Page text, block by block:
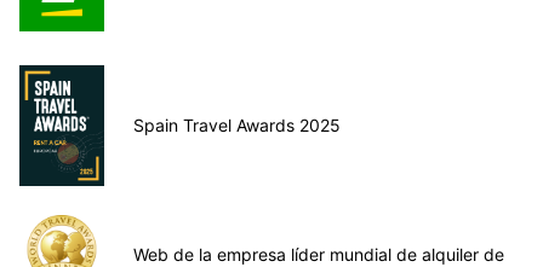
Spain Travel Awards 2025
Web de la empresa líder mundial de alquiler de